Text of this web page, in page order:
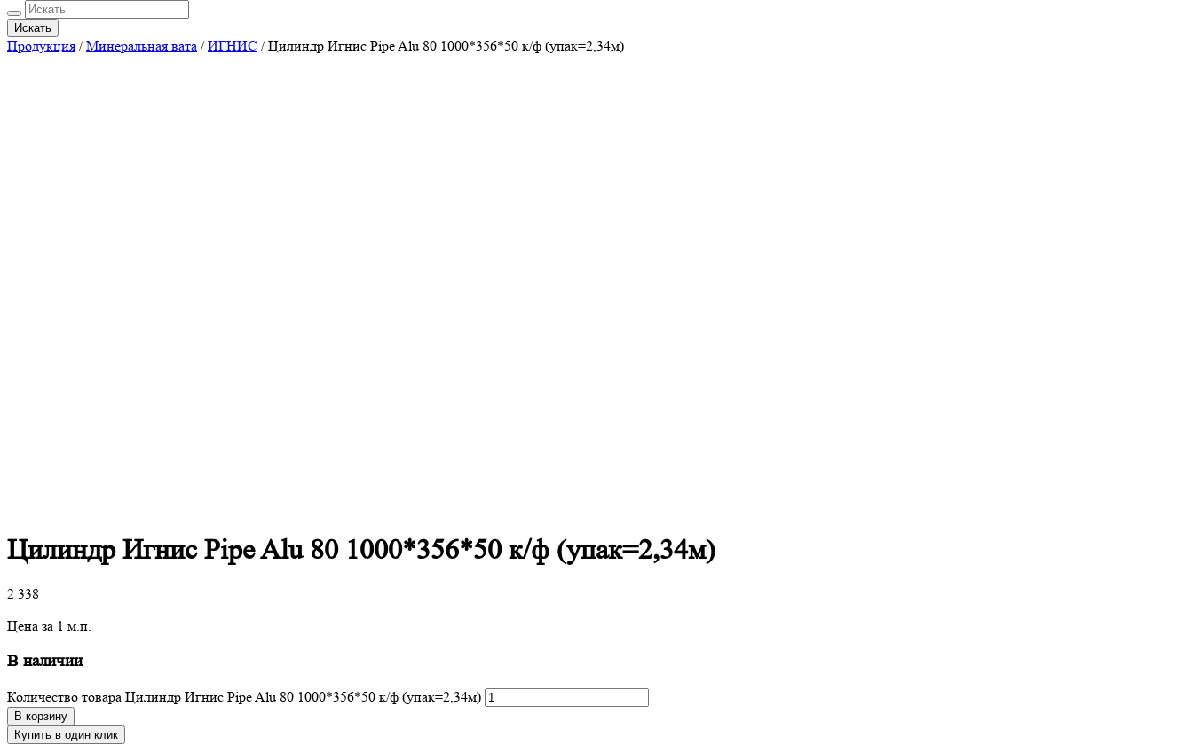
Искать
Продукция /Минеральная вата /ИГНИС /Цилиндр Игнис Pipe Alu 80 1000*356*50 к/ф (упак=2,34м)
Цилиндр Игнис Pipe Alu 80 1000*356*50 к/ф (упак=2,34м)
2 338
Цена за 1 м.п.
В наличии
Количество товара Цилиндр Игнис Pipe Alu 80 1000*356*50 к/ф (упак=2,34м)
В корзину
Купить в один клик